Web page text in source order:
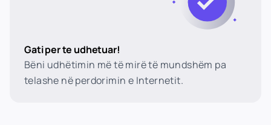
Gati per te udhetuar!
Bëni udhëtimin më të mirë të mundshëm pa
telashe në perdorimin e Internetit.